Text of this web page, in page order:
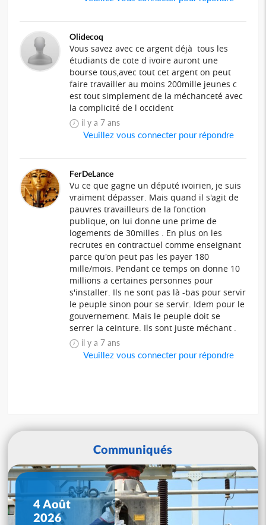
Olidecoq
Vous savez avec ce argent déjà tous les
étudiants de cote d ivoire auront une
bourse tous,avec tout cet argent on peut
faire travailler au moins 200mille jeunes c
est tout simplement de la méchanceté avec
la complicité de l occident
il y a 7 ans
Veuillez vous connecter pour répondre
FerDeLance
Vu ce que gagne un député ivoirien, je suis
vraiment dépasser. Mais quand il s'agit de
pauvres travailleurs de la fonction
publique, on lui donne une prime de
logements de 30milles . En plus on les
recrutes en contractuel comme enseignant
parce qu'on peut pas les payer 180
mille/mois. Pendant ce temps on donne 10
millions a certaines personnes pour
s'installer. Ils ne sont pas là -bas pour servir
le peuple sinon pour se servir. Idem pour le
gouvernement. Mais le peuple doit se
serrer la ceinture. Ils sont juste méchant .
il y a 7 ans
Veuillez vous connecter pour répondre
Communiqués
4 Août
2026